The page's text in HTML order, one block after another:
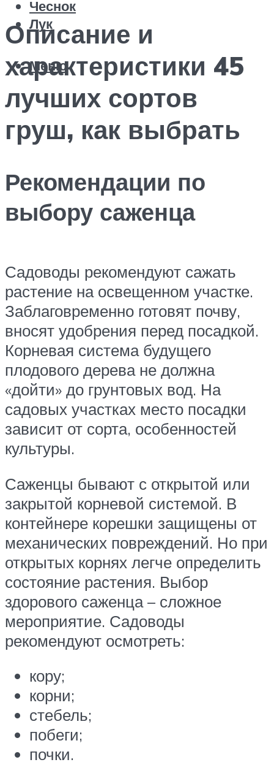
Чеснок
Лук
Меню
Описание и
характеристики 45
лучших сортов
груш, как выбрать
Рекомендации по
выбору саженца
Садоводы рекомендуют сажать
растение на освещенном участке.
Заблаговременно готовят почву,
вносят удобрения перед посадкой.
Корневая система будущего
плодового дерева не должна
«дойти» до грунтовых вод. На
садовых участках место посадки
зависит от сорта, особенностей
культуры.
Саженцы бывают с открытой или
закрытой корневой системой. В
контейнере корешки защищены от
механических повреждений. Но при
открытых корнях легче определить
состояние растения. Выбор
здорового саженца – сложное
мероприятие. Садоводы
рекомендуют осмотреть:
кору;
корни;
стебель;
побеги;
почки.